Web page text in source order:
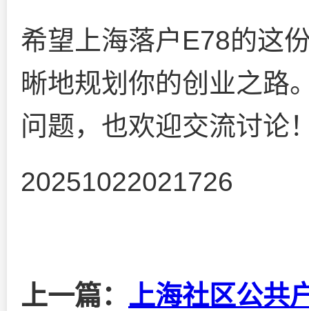
希望上海落户E78的这
晰地规划你的创业之路
问题，也欢迎交流讨论
20251022021726
上一篇： 上海社区公共